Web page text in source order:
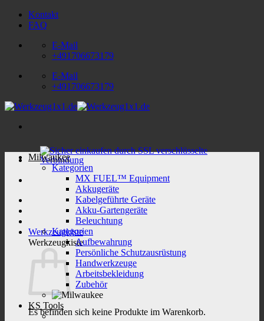
Zum
Inhalt
Kontakt
FAQ
E-Mail
+491706673179
E-Mail
+491706673179
Werkzeugkiste
Werkzeugkiste
Es befinden sich keine Produkte im Warenkorb.
Milwaukee
Kategorien
MX FUEL™ Equipment
Akkugeräte
Kabelgeführte Geräte
Akku-Gartengeräte
Beleuchtung
Kategorien
Aufbewahrung
Persönliche Schutzausrüstung
Handwerkzeuge
Arbeitsbekleidung
Zubehör
KS Tools